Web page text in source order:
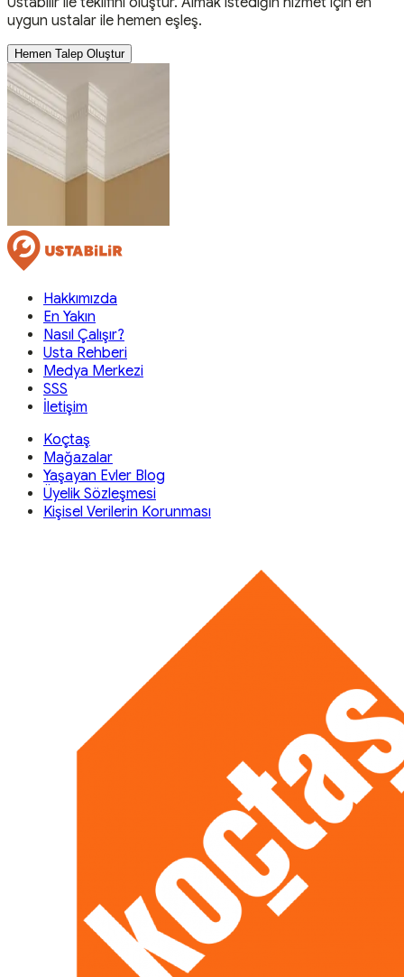
uygun ustalar ile hemen eşleş.
Hemen Talep Oluştur
Hakkımızda
En Yakın
Nasıl Çalışır?
Usta Rehberi
Medya Merkezi
SSS
İletişim
Koçtaş
Mağazalar
Yaşayan Evler Blog
Üyelik Sözleşmesi
Kişisel Verilerin Korunması